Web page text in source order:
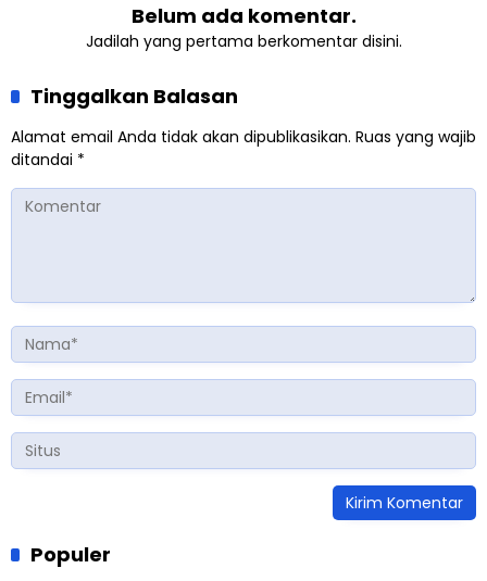
Belum ada komentar.
Jadilah yang pertama berkomentar disini.
Tinggalkan Balasan
Alamat email Anda tidak akan dipublikasikan. Ruas yang wajib
ditandai *
Populer